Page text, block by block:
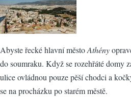
Abyste řecké hlavní městoAthény
do soumraku. Když se rozehřáté domy
ulice ovládnou pouze pěší chodci a
se na procházku po starém městě.